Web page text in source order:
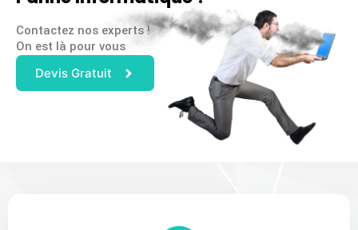
Contactez nos experts !
On est là pour vous
Devis Gratuit